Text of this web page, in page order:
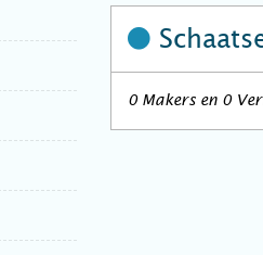
0 Makers en 0